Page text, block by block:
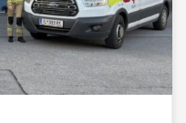
beim Roten Kreuz – […]